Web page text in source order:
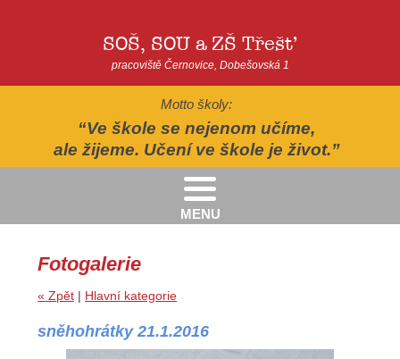
MENU
Motto školy:
Ve škole se nejenom učíme,
ale žijeme. Učení ve škole je život.
SOŠ, SOU a ZŠ Třešť
pracoviště Černovice, Dobešovská 1
Fotogalerie
« Zpět | Hlavní kategorie
sněhohrátky 21.1.2016